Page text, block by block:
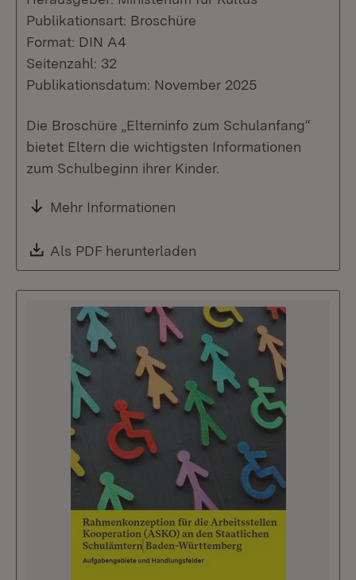
Publikationsart: Broschüre
Format: DIN A4
Seitenzahl: 32
Publikationsdatum: November 2025
Die Broschüre „Elterninfo zum Schulanfang“
bietet Eltern die wichtigsten Informationen
zum Schulbeginn ihrer Kinder.
Mehr Informationen
Download:
Als PDF herunterladen